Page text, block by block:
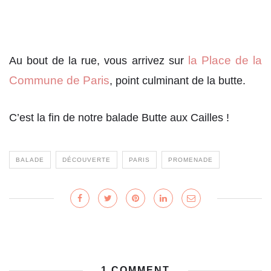
Au bout de la rue, vous arrivez surla Place de la
Commune de Paris, point culminant de la butte.
C’est la fin de notre balade Butte aux Cailles !
BALADE DÉCOUVERTE PARIS PROMENADE